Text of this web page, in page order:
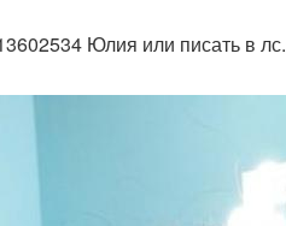
Юлия или писать в лс.